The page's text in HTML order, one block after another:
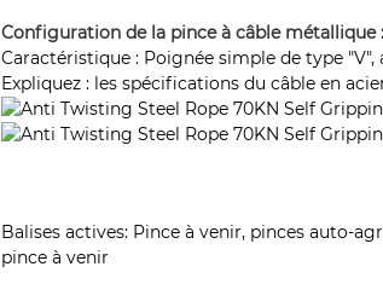
Configuration de la pince à câble métallique
Caractéristique : Poignée simple de type
Expliquez : les spécifications du câble en
Balises actives: Pince à venir, pinces auto-
pince à venir